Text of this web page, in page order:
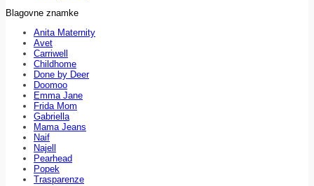
Blagovne znamke
Anita Maternity
Avet
Carriwell
Childhome
Done by Deer
Doomoo
Emma Jane
Frida Mom
Gabriella
Mama Jeans
Naif
Najell
Pearhead
Popek
Trasparenze